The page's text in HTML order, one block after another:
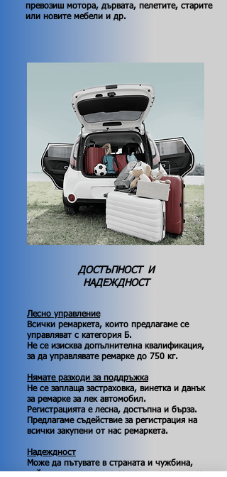
превозиш мотора, дървата, пелетите, старите
или новите мебели и др.
ДОСТЪПНОСТ И
НАДЕЖДНОСТ
Лесно управление
Всички ремаркета, които предлагаме се
управляват с категория Б.
Не се изисква допълнителна квалификация,
за да управлявате ремарке до 750 кг.
Нямате разходи за поддръжка
Не се заплаща застраховка, винетка и данък
за ремарке за лек автомобил.
Регистрацията е лесна, достъпна и бърза.
Предлагаме съдействие за регистрация на
всички закупени от нас ремаркета.
Надеждност
Може да пътувате в страната и чужбина,
тъй като ремаркетата са нови, надеждни за